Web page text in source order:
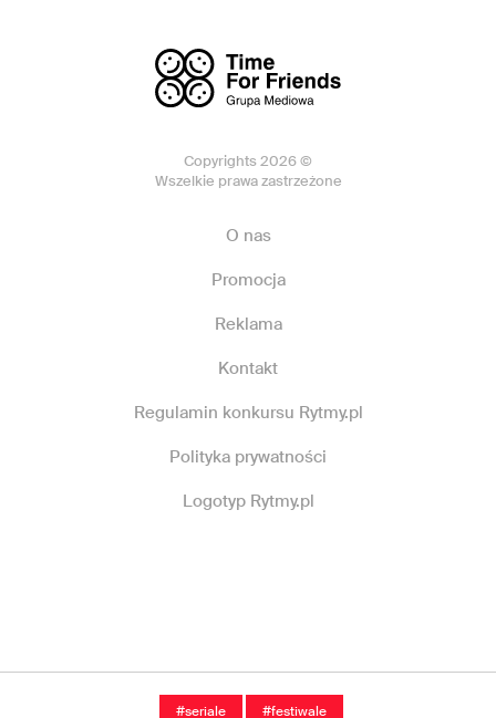
#seriale #festiwale
Copyrights 2026 ©
Wszelkie prawa zastrzeżone
O nas
Promocja
Reklama
Kontakt
Regulamin konkursu Rytmy.pl
Polityka prywatności
Logotyp Rytmy.pl